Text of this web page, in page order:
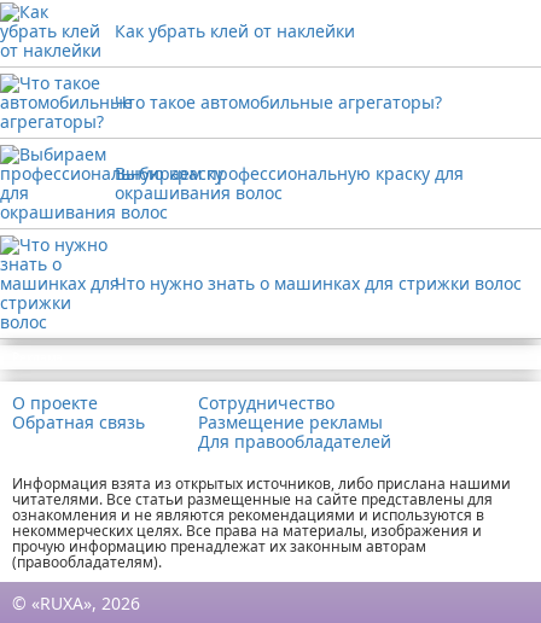
Как убрать клей от наклейки
Что такое автомобильные агрегаторы?
Выбираем профессиональную краску для
окрашивания волос
Что нужно знать о машинках для стрижки волос
О проекте
Обратная связь
Сотрудничество
Размещение рекламы
Для правообладателей
Информация взята из открытых источников, либо прислана нашими
читателями. Все статьи размещенные на сайте представлены для
ознакомления и не являются рекомендациями и используются в
некоммерческих целях. Все права на материалы, изображения и
прочую информацию пренадлежат их законным авторам
(правообладателям).
© «RUXA», 2026